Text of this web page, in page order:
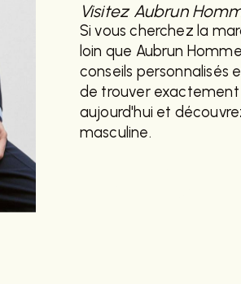
Visitez Aubrun
Si vous cherchez la
loin que Aubrun
conseils personnalisés
de trouver exactement
aujourd'hui et
masculine.